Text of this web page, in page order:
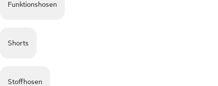
Funktionshosen
Shorts
Stoffhosen